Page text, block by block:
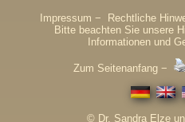
Impressum − Rechtliche
Bitte beachten Sie unsere
Informationen und
Zum Seitenanfang−
© Dr. Sandra Elze